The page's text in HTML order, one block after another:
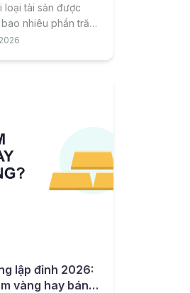
loại tài sản được
nhiêu phần trăm
viết tổng hợp
cầm được giá tốt.
lập đỉnh 2026:
vàng hay bán